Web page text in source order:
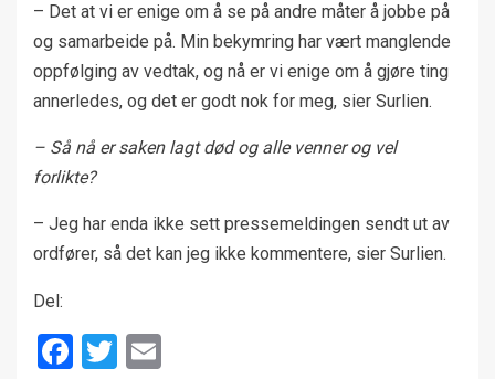
– Det at vi er enige om å se på andre måter å jobbe på
og samarbeide på. Min bekymring har vært manglende
oppfølging av vedtak, og nå er vi enige om å gjøre ting
annerledes, og det er godt nok for meg, sier Surlien.
– Så nå er saken lagt død og alle venner og vel
forlikte?
– Jeg har enda ikke sett pressemeldingen sendt ut av
ordfører, så det kan jeg ikke kommentere, sier Surlien.
Del:
Facebook
Twitter